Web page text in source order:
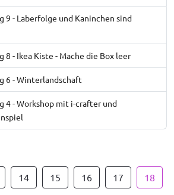
9 - Laberfolge und Kaninchen sind
8 - Ikea Kiste - Mache die Box leer
6 - Winterlandschaft
4 - Workshop mit i-crafter und
14 15 16 17 18